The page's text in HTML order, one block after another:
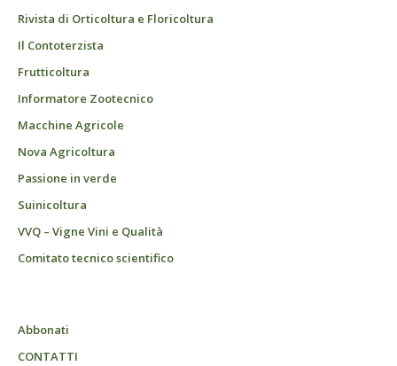
Rivista di Orticoltura e Floricoltura
Il Contoterzista
Frutticoltura
Informatore Zootecnico
Macchine Agricole
Nova Agricoltura
Passione in verde
Suinicoltura
VVQ – Vigne Vini e Qualità
Comitato tecnico scientifico
Abbonati
CONTATTI